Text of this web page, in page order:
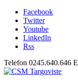
Facebook
Twitter
Youtube
LinkedIn
Rss
Telefon 0245.640.646